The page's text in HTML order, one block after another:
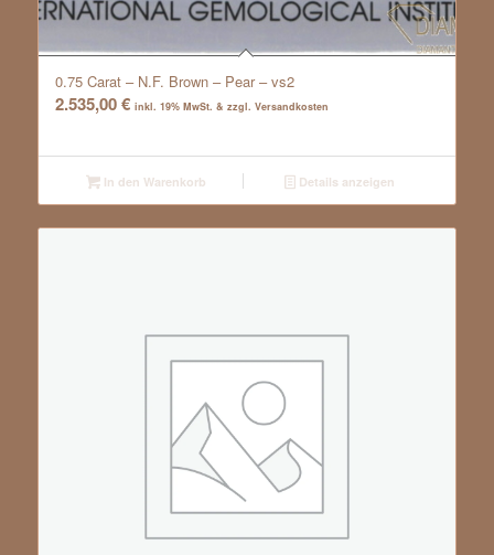
0.75 Carat – N.F. Brown – Pear – vs2
2.535,00€ inkl. 19% MwSt. & zzgl. Versandkosten
In den Warenkorb Details anzeigen